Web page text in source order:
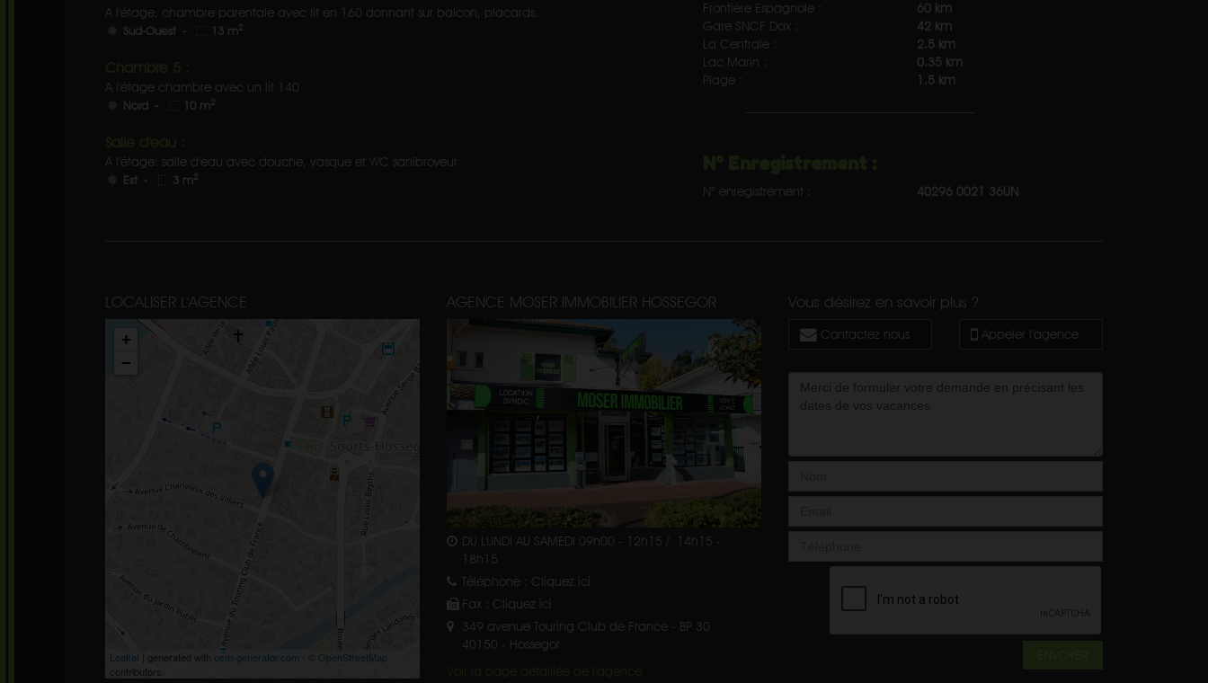
A l'étage, chambre parentale avec lit en 160 donnant sur balcon, placards.
Sud-Ouest -
13 m2
A l'étage chambre avec un lit 140
Nord -
10 m2
A l'étage: salle d'eau avec douche, vasque et WC sanibroyeur
Est -
3 m2
Frontière Espagnole :
60 km
Gare SNCF Dax :
42 km
La Centrale :
2.5 km
Lac Marin :
0.35 km
Plage :
1.5 km
N° enregistrement : 40296 0021 36UN
LOCALISER L'AGENCE
+
−
Leaflet | generated with osm-generator.com
OpenStreetMap
contributors
AGENCE MOSER IMMOBILIER HOSSEGOR
DU LUNDI AU SAMEDI 09h00 - 12h15 / 14h15 -
18h15
Téléphone : Cliquez ici
Fax : Cliquez ici
349 avenue Touring Club de France - BP 30
40150 - Hossegor
Vous désirez en savoir plus ?
Contactez nous Appeler l'agence
ENVOYER